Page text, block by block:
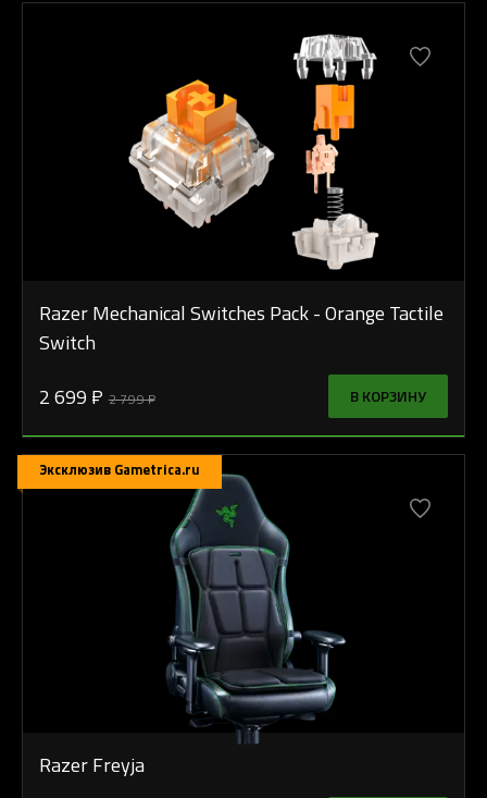
Razer Mechanical Switches Pack - Orange Tactile
Switch
2 699 ₽ 2 799 ₽ В КОРЗИНУ
Эксклюзив Gametrica.ru
Razer Freyja